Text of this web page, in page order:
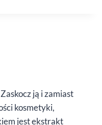
ją i zamiast
kosmetyki,
jest ekstrakt